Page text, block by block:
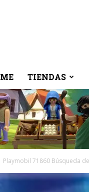
TIENDAS
Playmobil 71860 Búsqueda